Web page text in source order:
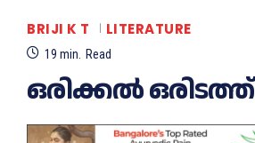
BRIJI K T LITERATURE
19 min. Read
ഒരിക്കൽ ഒരിടത്ത്